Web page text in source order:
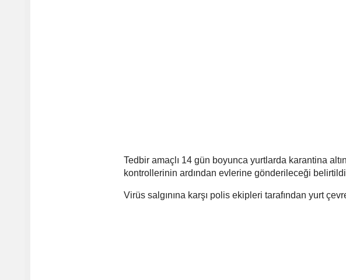
Tedbir amaçlı 14 gün boyunca yurtlarda karantina
kontrollerinin ardından evlerine gönderileceği
Virüs salgınına karşı polis ekipleri tarafından yurt